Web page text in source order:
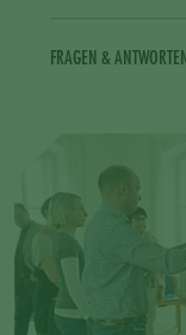
FRAGEN &